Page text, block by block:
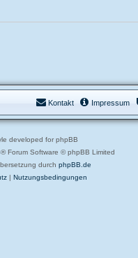
Impressum
Kontakt
developed for phpBB
® Forum Software © phpBB Limited
durch phpBB.de
| Nutzungsbedingungen